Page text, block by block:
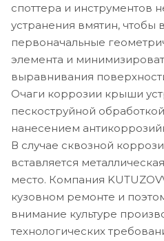
споттера и инструментов
устранения вмятин, чтобы
первоначальные
элемента и
выравнивания
Очаги коррозии крыши
пескоструйной
нанесением
В случае сквозной
вставляется
место. Компания
кузовном ремонте и
внимание культуре
технологических